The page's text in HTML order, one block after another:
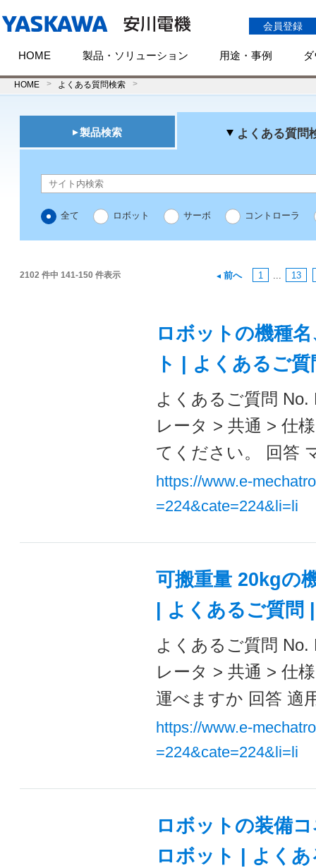
会員登録
HOME 製品・ソリューション 用途・事例
HOME よくある質問検索
製品検索 よくある質問
全て ロボット サーボ コントローラ
2102 件中 141-150 件表示 前へ 1 ... 13
ロボットの機種
ト | よくあるご
よくあるご質問
レータ > 共通 > 仕
てください。 回答
https://www.e-
=224&cate=224&li=li
可搬重量 20kgの
| よくあるご質
よくあるご質問
レータ > 共通 > 仕
運べますか 回答 適
https://www.e-
=224&cate=224&li=li
ロボットの装備
ロボット | よく